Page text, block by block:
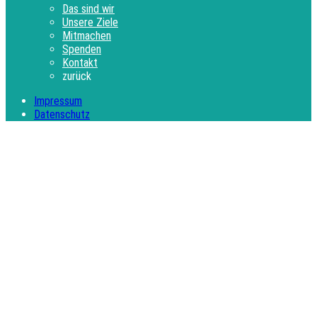
Das sind wir
Unsere Ziele
Mitmachen
Spenden
Kontakt
zurück
Impressum
Datenschutz